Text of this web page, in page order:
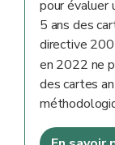
pour évaluer
5 ans des
directive
en 2022 ne
des cartes